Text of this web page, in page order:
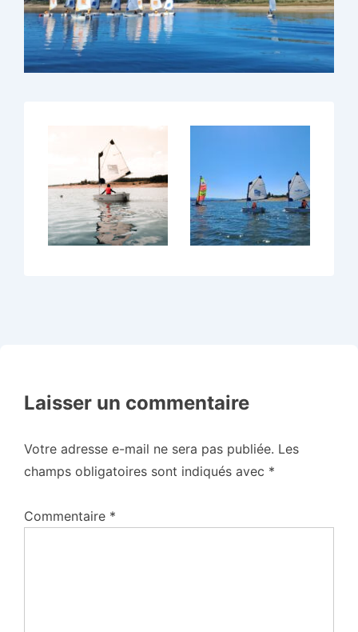
Laisser un commentaire
Votre adresse e-mail ne sera pas publiée. Les
champs obligatoires sont indiqués avec *
Commentaire *